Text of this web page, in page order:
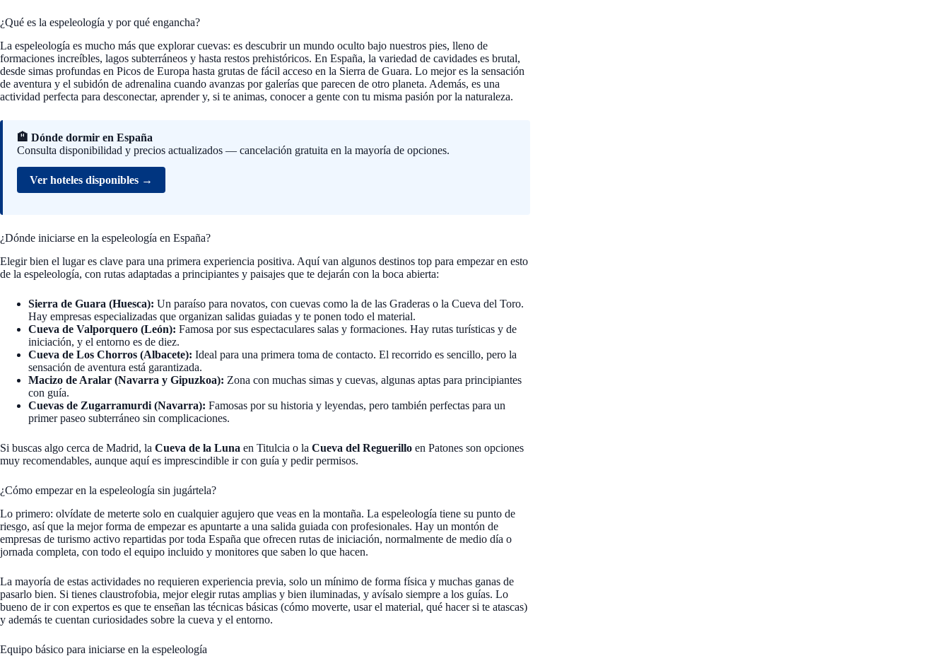
¿Qué es la espeleología y por qué engancha?
La espeleología es mucho más que explorar cuevas: es descubrir un mundo oculto bajo nuestros pies, lleno de
formaciones increíbles, lagos subterráneos y hasta restos prehistóricos. En España, la variedad de cavidades es brutal,
desde simas profundas en Picos de Europa hasta grutas de fácil acceso en la Sierra de Guara. Lo mejor es la sensación
de aventura y el subidón de adrenalina cuando avanzas por galerías que parecen de otro planeta. Además, es una
actividad perfecta para desconectar, aprender y, si te animas, conocer a gente con tu misma pasión por la naturaleza.
🏨 Dónde dormir en España
Consulta disponibilidad y precios actualizados — cancelación gratuita en la mayoría de opciones.
Ver hoteles disponibles →
¿Dónde iniciarse en la espeleología en España?
Elegir bien el lugar es clave para una primera experiencia positiva. Aquí van algunos destinos top para empezar en esto
de la espeleología, con rutas adaptadas a principiantes y paisajes que te dejarán con la boca abierta:
Sierra de Guara (Huesca): Un paraíso para novatos, con cuevas como la de las Graderas o la Cueva del Toro.
Hay empresas especializadas que organizan salidas guiadas y te ponen todo el material.
Cueva de Valporquero (León): Famosa por sus espectaculares salas y formaciones. Hay rutas turísticas y de
iniciación, y el entorno es de diez.
Cueva de Los Chorros (Albacete): Ideal para una primera toma de contacto. El recorrido es sencillo, pero la
sensación de aventura está garantizada.
Macizo de Aralar (Navarra y Gipuzkoa): Zona con muchas simas y cuevas, algunas aptas para principiantes
con guía.
Cuevas de Zugarramurdi (Navarra): Famosas por su historia y leyendas, pero también perfectas para un
primer paseo subterráneo sin complicaciones.
Si buscas algo cerca de Madrid, la Cueva de la Luna en Titulcia o la Cueva del Reguerillo en Patones son opciones
muy recomendables, aunque aquí es imprescindible ir con guía y pedir permisos.
¿Cómo empezar en la espeleología sin jugártela?
Lo primero: olvídate de meterte solo en cualquier agujero que veas en la montaña. La espeleología tiene su punto de
riesgo, así que la mejor forma de empezar es apuntarte a una salida guiada con profesionales. Hay un montón de
empresas de turismo activo repartidas por toda España que ofrecen rutas de iniciación, normalmente de medio día o
jornada completa, con todo el equipo incluido y monitores que saben lo que hacen.
La mayoría de estas actividades no requieren experiencia previa, solo un mínimo de forma física y muchas ganas de
pasarlo bien. Si tienes claustrofobia, mejor elegir rutas amplias y bien iluminadas, y avísalo siempre a los guías. Lo
bueno de ir con expertos es que te enseñan las técnicas básicas (cómo moverte, usar el material, qué hacer si te atascas)
y además te cuentan curiosidades sobre la cueva y el entorno.
Equipo básico para iniciarse en la espeleología